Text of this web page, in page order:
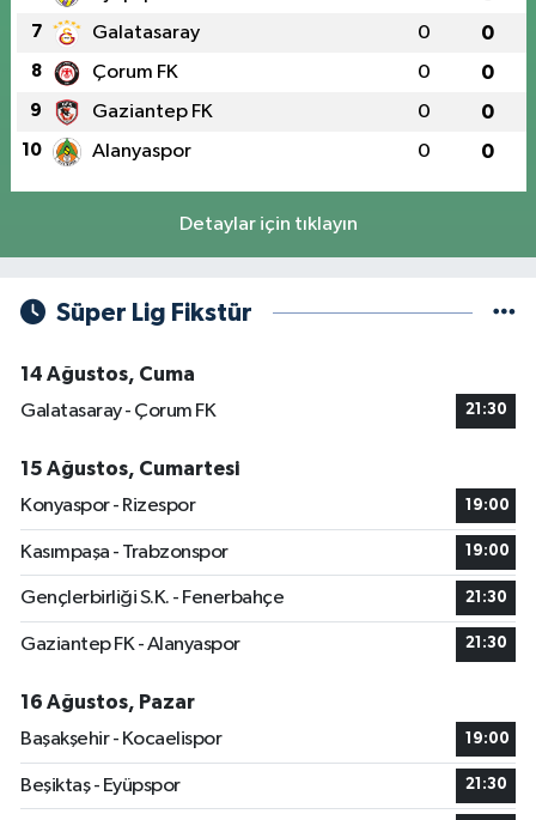
7 Galatasaray 0 0
8 Çorum FK 0 0
9 Gaziantep FK 0 0
10 Alanyaspor 0 0
Detaylar için tıklayın
Süper Lig Fikstür
14 Ağustos, Cuma
Galatasaray - Çorum FK
21:30
15 Ağustos, Cumartesi
Konyaspor - Rizespor
19:00
Kasımpaşa - Trabzonspor 19:00
Gençlerbirliği S.K. - Fenerbahçe 21:30
Gaziantep FK - Alanyaspor 21:30
16 Ağustos, Pazar
Başakşehir - Kocaelispor
19:00
Beşiktaş - Eyüpspor 21:30